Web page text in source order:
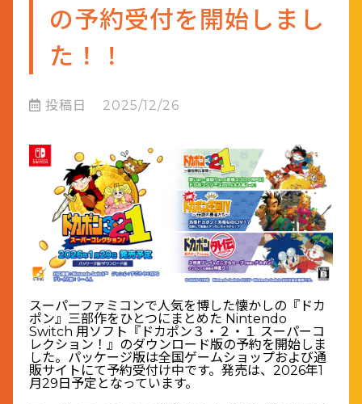
の予約受付を開始しまし
た！！
投稿日 2025/12/26
スーパーファミコンで人気を博した懐かしの『ドカ
ポン』三部作をひとつにまとめた Nintendo
Switch 用ソフト『ドカポン３・２・１ スーパーコ
レクション！』のダウンロード版の予約を開始しま
した。パッケージ版は全国ゲームショップおよび通
販サイトにて予約受付け中です。発売は、2026年1
月29日予定となっています。